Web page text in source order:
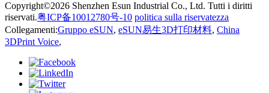
Copyright©2026 Shenzhen Esun Industrial Co., Ltd. Tutti i diritti
riservati.粤ICP备10012780号-10 politica sulla riservatezza
Collegamenti:Gruppo eSUN, eSUN易生3D打印材料, China
3DPrint Voice,